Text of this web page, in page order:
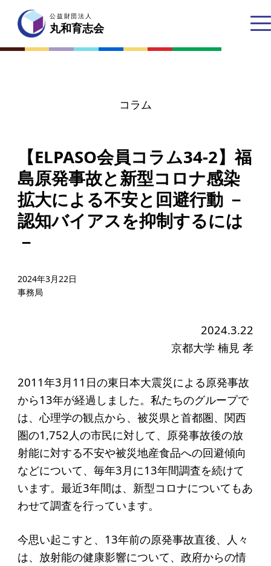
公益財団法人
丸和育志会
丸和育志会とは
理事長あいさつ
丸和育志会の目指す未来
学生のみなさんへ
起業を考えている
みなさんへ
理念
沿革
組織
事業内容
年間スケジュール
定款
アクセス
公益財団法人
丸和育志会
コラム
【ELPASO会員コラム34-2】福
島原発事故と新型コロナ感染
拡大による不安と回避行動 －
認知バイアスを抑制するには
－
2024年3月22日
事務局
2024.3.22
京都大学 楠見 孝
2011年3月11日の東日本大震災による原発事故
から13年が経過しました。私たちのグループで
は、心理学の観点から、被災県と首都圏、関西
圏の1,752人の市民に対して、原発事故後の放
射能に対する不安や被災地産食品への回避傾向
などについて、毎年3月に13年間調査を続けて
います。最近3年間は、新型コロナについてもあ
わせて調査を行っています。
今思い起こすと、13年前の原発事故直後、人々
は、放射能の健康影響について、政府からの情